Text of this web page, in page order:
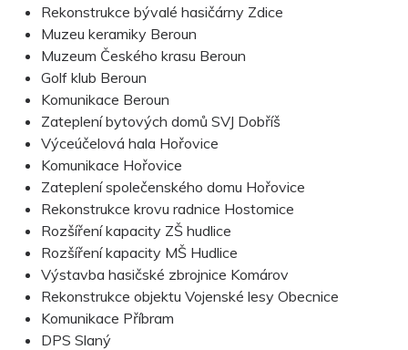
Rekonstrukce bývalé hasičárny Zdice
Muzeu keramiky Beroun
Muzeum Českého krasu Beroun
Golf klub Beroun
Komunikace Beroun
Zateplení bytových domů SVJ Dobříš
Výceúčelová hala Hořovice
Komunikace Hořovice
Zateplení společenského domu Hořovice
Rekonstrukce krovu radnice Hostomice
Rozšíření kapacity ZŠ hudlice
Rozšíření kapacity MŠ Hudlice
Výstavba hasičské zbrojnice Komárov
Rekonstrukce objektu Vojenské lesy Obecnice
Komunikace Příbram
DPS Slaný